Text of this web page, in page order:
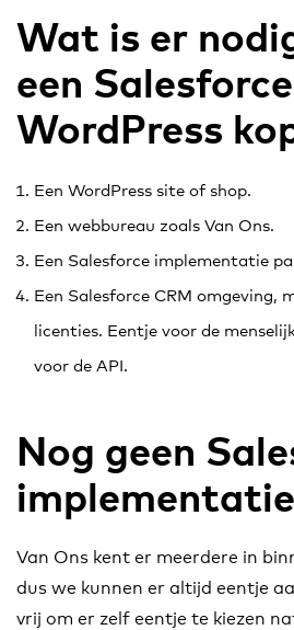
Wat is er
een Salesforce
WordPress
Een WordPress site of shop.
Een webbureau zoals Van Ons.
Een Salesforce implementatie
Een Salesforce CRM omgeving,
licenties. Eentje voor de
voor de API.
Nog geen
Van Ons kent er meerdere in
dus we kunnen er altijd eentje
vrij om er zelf eentje te kiezen